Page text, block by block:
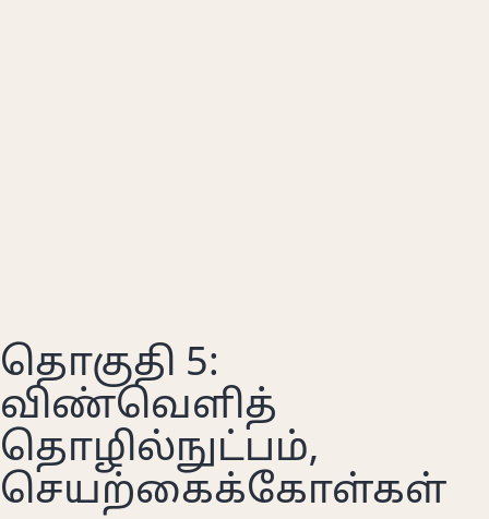
தொகுதி 5:
விண்வெளித்
தொழில்நுட்பம்,
செயற்கைக்கோள்கள்